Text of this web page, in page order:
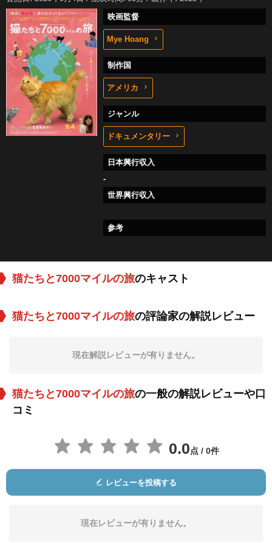
映画監督
Mye Hoang
制作国
アメリカ
ジャンル
ドキュメンタリー
日本興行収入
-
世界興行収入
参考
猫たちと7000マイルの旅のキャスト
猫たちと7000マイルの旅の評論家の解説レビュー
現在解説レビューが有りません。
猫たちと7000マイルの旅の一般の解説レビューや口
コミ
0.0点 / 0件
レビューを投稿する
現在レビューが有りません。